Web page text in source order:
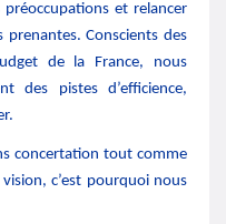
et relancer
Conscients des
de la France, nous
des pistes d’efficience,
concertation tout comme
, c’est pourquoi nous